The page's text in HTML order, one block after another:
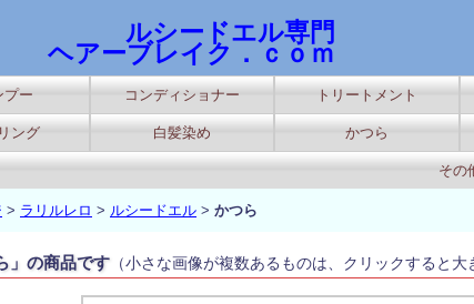
ルシードエル専門
ヘアーブレイク．ｃｏｍ
」の商品です （小さな画像が複数あるものは、クリックすると大
> ラリルレロ > ルシードエル > かつら
プー コンディショナー トリートメント
ング 白髪染め かつら
その